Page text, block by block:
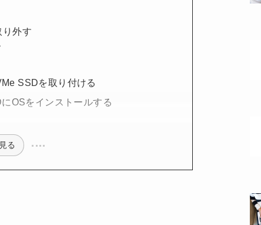
り外す
SSDを取り付ける
OSをインストールする
る